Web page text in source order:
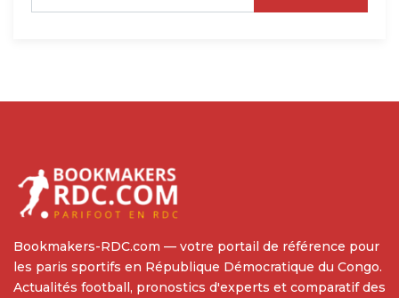
Bookmakers-RDC.com — votre portail de référence pour
les paris sportifs en République Démocratique du Congo.
Actualités football, pronostics d'experts et comparatif des